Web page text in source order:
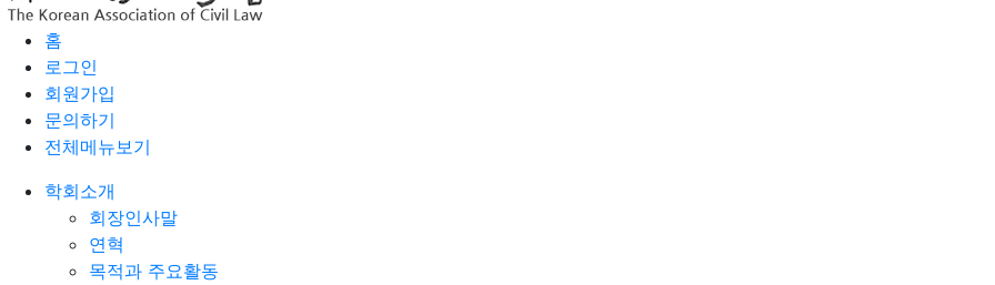
홈
로그인
회원가입
문의하기
전체메뉴보기
학회소개
회장인사말
연혁
목적과 주요활동